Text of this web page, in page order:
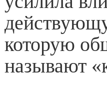
которую
называют